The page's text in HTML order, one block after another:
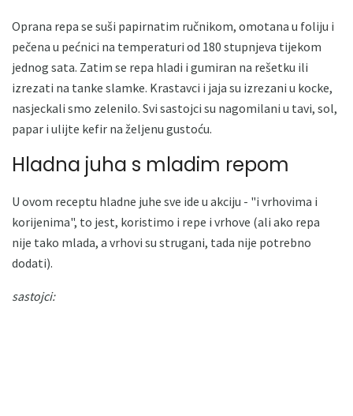
Oprana repa se suši papirnatim ručnikom, omotana u foliju i
pečena u pećnici na temperaturi od 180 stupnjeva tijekom
jednog sata. Zatim se repa hladi i gumiran na rešetku ili
izrezati na tanke slamke. Krastavci i jaja su izrezani u kocke,
nasjeckali smo zelenilo. Svi sastojci su nagomilani u tavi, sol,
papar i ulijte kefir na željenu gustoću.
Hladna juha s mladim repom
U ovom receptu hladne juhe sve ide u akciju - "i vrhovima i
korijenima", to jest, koristimo i repe i vrhove (ali ako repa
nije tako mlada, a vrhovi su strugani, tada nije potrebno
dodati).
sastojci: